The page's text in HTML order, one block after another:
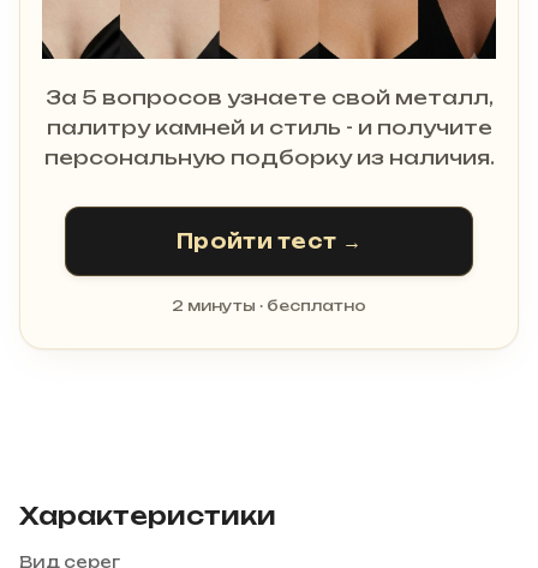
За 5 вопросов узнаете свой металл,
палитру камней и стиль - и получите
персональную подборку из наличия.
Пройти тест →
2 минуты · бесплатно
Характеристики
Вид серег